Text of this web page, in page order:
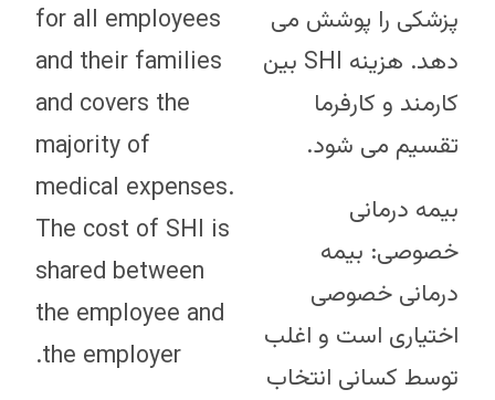
for all employees
and their families
and covers the
majority of
medical expenses.
The cost of SHI is
shared between
the employee and
the employer.
پزشکی را پوشش می
دهد. هزینه SHI بین
کارمند و کارفرما
تقسیم می شود.
بیمه درمانی
خصوصی: بیمه
درمانی خصوصی
اختیاری است و اغلب
توسط کسانی انتخاب